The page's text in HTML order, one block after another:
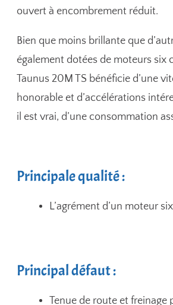
ouvert à encombrement réduit.
Bien que moins brillante que
également dotées de moteurs six
Taunus 20M TS bénéficie d’une
honorable et d’accélérations
il est vrai, d’une consommation
Principale qualité :
L’agrément d’un moteur
Principal défaut :
Tenue de route et freinage